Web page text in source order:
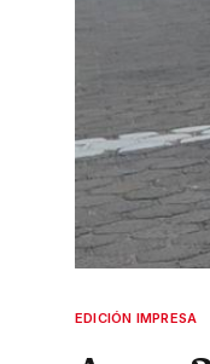
EDICIÓN IMPRESA